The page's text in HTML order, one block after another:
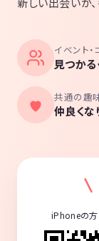
イベント・
見つかる
共通の趣
仲良くな
iPhoneの方